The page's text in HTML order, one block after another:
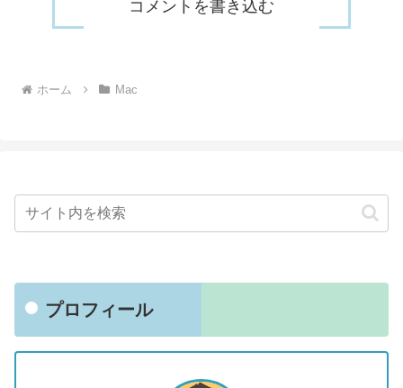
コメントを書き込む
ホーム Mac
プロフィール